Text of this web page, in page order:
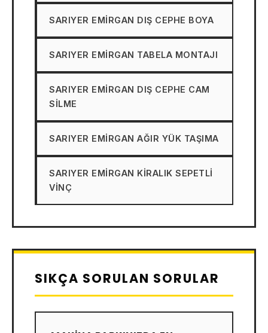
SARIYER EMIRGAN DIŞ CEPHE BOYA
SARIYER EMIRGAN TABELA MONTAJI
SARIYER EMIRGAN DIŞ CEPHE CAM
SILME
SARIYER EMIRGAN AĞIR YÜK TAŞIMA
SARIYER EMIRGAN KIRALIK SEPETLI
VINÇ
SIKÇA SORULAN SORULAR